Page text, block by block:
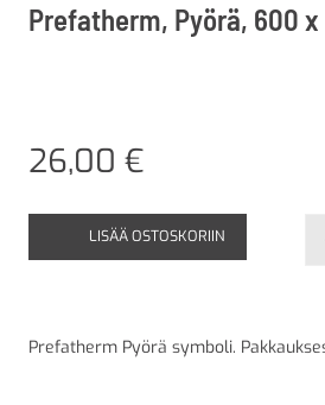
Prefatherm, Pyörä, 600
26,00 €
LISÄÄ OSTOSKORIIN
Prefatherm Pyörä symboli.